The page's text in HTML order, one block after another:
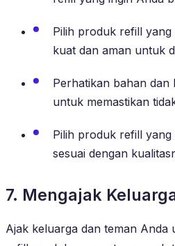
Pilih produk refill yang
kuat dan aman untuk
Perhatikan bahan
untuk memastikan
Pilih produk refill yang
sesuai dengan
7. Mengajak
Ajak keluarga dan teman Anda